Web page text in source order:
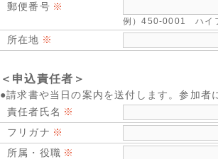
郵便番号
例）450-0001 ハイ
所在地
＜申込責任者＞
●請求書や当日の案内を送付します。参加者
責任者氏名
フリガナ
所属・役職